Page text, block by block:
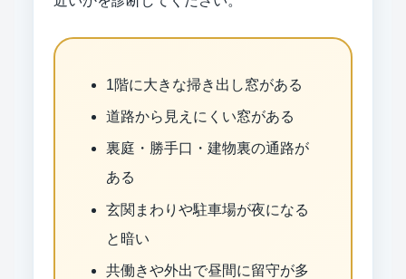
1階に大きな掃き出し窓がある
道路から見えにくい窓がある
裏庭・勝手口・建物裏の通路が
ある
玄関まわりや駐車場が夜になる
と暗い
共働きや外出で昼間に留守が多